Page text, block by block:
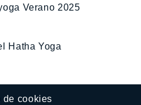
Verano 2025
Hatha Yoga
de cookies